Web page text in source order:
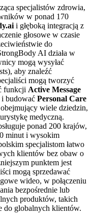
specjalistów zdrowia,
w ponad 170
i głęboką integracją z
głosowe w czasie
do
AI działa w
mogą wysyłać
aby znaleźć
mogą tworzyć
funkcji Active Message
budować Personal Care
wiele dziedzin,
medyczną.
ponad 200 krajów,
minut i wysokim
specjalistom łatwo
klientów bez obaw o
punktem jest
mogą sprzedawać
wideo, w połączeniu
bezpośrednie lub
produktów, takich
do globalnych klientów.